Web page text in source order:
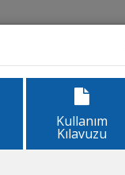
Kullanım
Kılavuzu